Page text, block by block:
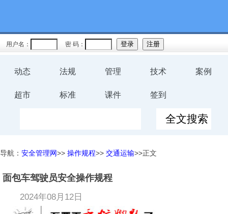
用户名： 密 码：
动态 法规 管理 技术 案例
超市 标准 课件 签到
导航： 安全管理网>> 操作规程>> 交通运输>>正文
面包车驾驶员安全操作规程
2024年08月12日